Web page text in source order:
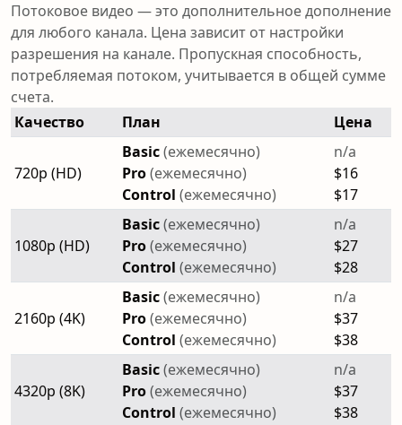
Потоковое видео — это дополнительное дополнение
для любого канала. Цена зависит от настройки
разрешения на канале. Пропускная способность,
потребляемая потоком, учитывается в общей сумме
счета.
Качество
План Цена
720p (HD)
Basic(ежемесячно)
Pro(ежемесячно)
Control (ежемесячно)
n/a
$16
$17
1080p (HD)
Basic(ежемесячно)
Pro(ежемесячно)
Control (ежемесячно)
n/a
$27
$28
2160p (4K)
Basic(ежемесячно)
Pro(ежемесячно)
Control (ежемесячно)
n/a
$37
$38
4320p (8K)
Basic(ежемесячно)
Pro(ежемесячно)
Control (ежемесячно)
n/a
$37
$38